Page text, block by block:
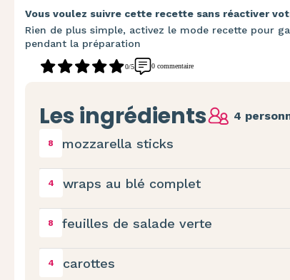
Vous voulez suivre cette recette sans réactiver
Rien de plus simple, activez le mode recette pour
pendant la préparation
0/5 0 commentaire
Les ingrédients 4
8 mozzarella sticks
4 wraps au blé complet
8 feuilles de salade verte
4 carottes